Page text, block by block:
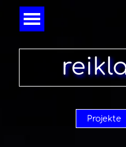
Direkt zum Seiteninhalt
Projekte